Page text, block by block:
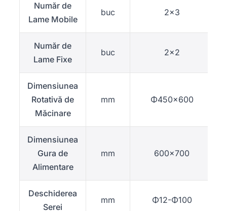
Număr de
Lame Mobile
buc 2×3
Număr de
Lame Fixe
buc 2×2
Dimensiunea
Rotativă de
Măcinare
mm Φ450×600
Dimensiunea
Gura de
Alimentare
mm 600×700
Deschiderea
Serei
mm Φ12-Φ100